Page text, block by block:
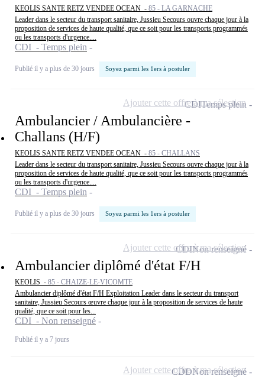
KEOLIS SANTE RETZ VENDEE OCEAN - 85 - LA GARNACHE
Leader dans le secteur du transport sanitaire, Jussieu Secours ouvre chaque jour à la
proposition de services de haute qualité, que ce soit pour les transports programmés
ou les transports d'urgence....
CDI - Temps plein
Publié il y a plus de 30 jours Soyez parmi les 1ers à postuler
Ambulancier / Ambulancière -
Challans (H/F)
KEOLIS SANTE RETZ VENDEE OCEAN - 85 - CHALLANS
Leader dans le secteur du transport sanitaire, Jussieu Secours ouvre chaque jour à la
proposition de services de haute qualité, que ce soit pour les transports programmés
ou les transports d'urgence....
CDI - Temps plein
Publié il y a plus de 30 jours Soyez parmi les 1ers à postuler
CDITemps plein
Ajouter cette offre à ma sélection
Ambulancier diplômé d'état F/H
KEOLIS - 85 - CHAIZE-LE-VICOMTE
Ambulancier diplômé d'état F/H Exploitation Leader dans le secteur du transport
sanitaire, Jussieu Secours œuvre chaque jour à la proposition de services de haute
qualité, que ce soit pour les...
CDI - Non renseigné
Publié il y a 7 jours
CDINon renseigné
Ajouter cette offre à ma sélection
CDDNon renseigné
Ajouter cette offre à ma sélection